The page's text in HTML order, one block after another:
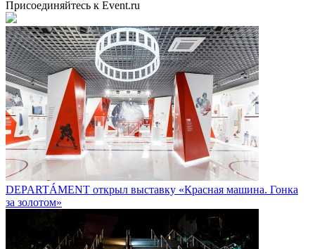
Присоединяйтесь к Event.ru
DEPARTÁMENT открыл выставку «Красная машина. Гонка
за золотом»